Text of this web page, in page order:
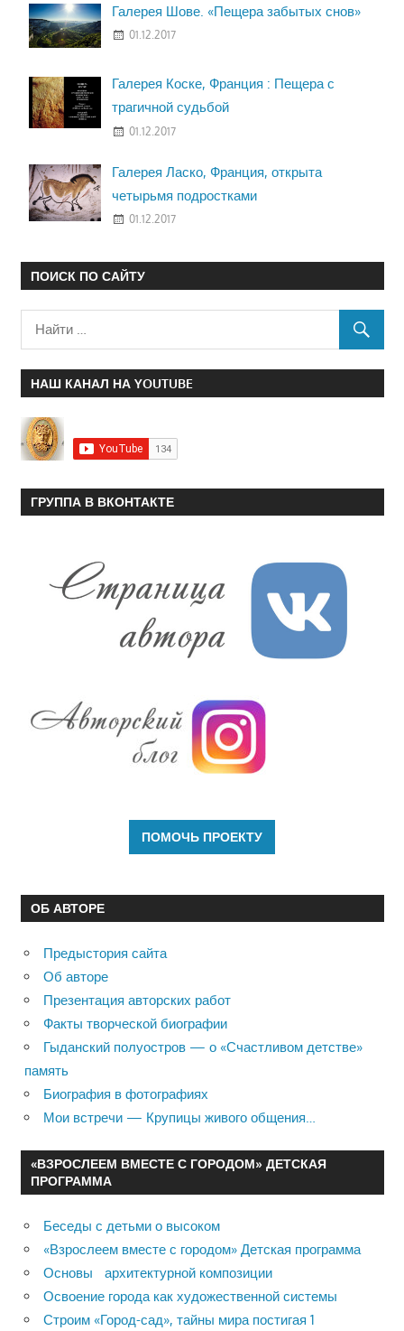
Галерея Шове. «Пещера забытых снов»
01.12.2017
Галерея Коске, Франция : Пещера с
трагичной судьбой
01.12.2017
Галерея Ласко, Франция, открыта
четырьмя подростками
01.12.2017
ПОИСК ПО САЙТУ
НАШ КАНАЛ НА YOUTUBE
ГРУППА В ВКОНТАКТЕ
ОБ АВТОРЕ
Предыстория сайта
Об авторе
Презентация авторских работ
Факты творческой биографии
Гыданский полуостров — о «Счастливом детстве»
память
Биография в фотографиях
Мои встречи — Крупицы живого общения…
«ВЗРОСЛЕЕМ ВМЕСТЕ С ГОРОДОМ» ДЕТСКАЯ
ПРОГРАММА
Беседы с детьми о высоком
«Взрослеем вместе с городом» Детская программа
Основы архитектурной композиции
Освоение города как художественной системы
Строим «Город-сад», тайны мира постигая 1